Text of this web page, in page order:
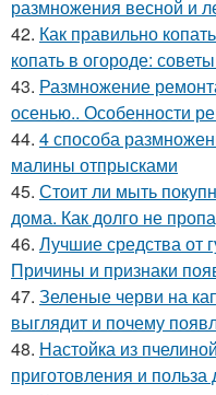
размножения весной и
42. Как правильно
копать в огороде:
43. Размножение
осенью.. Особенности
44. 4 способа
малины отпрысками
45. Стоит ли мыть
дома. Как долго не
46. Лучшие средства от
Причины и признаки
47. Зеленые черви на
выглядит и почему
48. Настойка из
приготовления и польза